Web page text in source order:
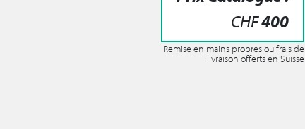
CHF400
Remise en mains propres ou frais de
livraison offerts en Suisse